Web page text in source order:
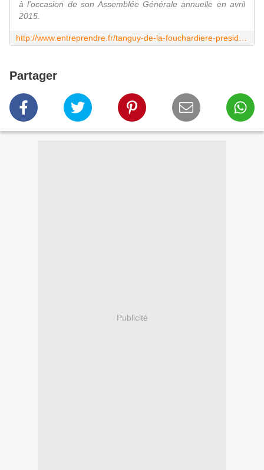
à l'occasion de son Assemblée Générale annuelle en avril
2015.
Partager
Publicité